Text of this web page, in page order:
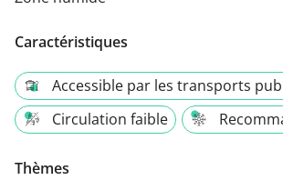
Caractéristiques
Accessible par les transports
Circulation faible
Thèmes